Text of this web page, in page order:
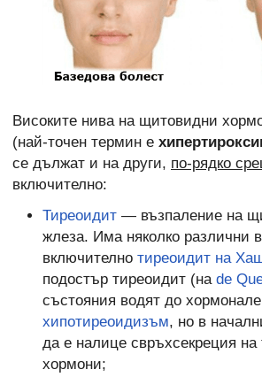
Високите нива на щитовидни
(най-точен термин е
се дължат и на други, по-рядко
включително:
Тиреоидит— възпаление на
жлеза. Има няколко различни
включително тиреоидит на
подостър тиреоидит (на de
състояния водят до
хипотиреоидизъм, но в
да е налице свръхсекреция на
хормони;